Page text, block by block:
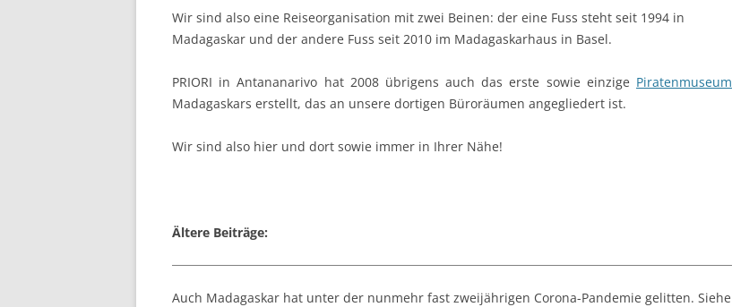
Wir sind also eine Reiseorganisation mit zwei Beinen: der eine Fuss steht seit 1994 in
Madagaskar und der andere Fuss seit 2010 im Madagaskarhaus in Basel.
PRIORI in Antananarivo hat 2008 übrigens auch das erste sowie einzige Piratenmuseum
Madagaskars erstellt, das an unsere dortigen Büroräumen angegliedert ist.
Wir sind also hier und dort sowie immer in Ihrer Nähe!
Ältere Beiträge:
Auch Madagaskar hat unter der nunmehr fast zweijährigen Corona-Pandemie gelitten. Siehe